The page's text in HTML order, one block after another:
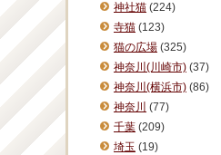
神社猫 (224)
寺猫 (123)
猫の広場 (325)
神奈川(川崎市) (37)
神奈川(横浜市) (86)
神奈川 (77)
千葉 (209)
埼玉 (19)